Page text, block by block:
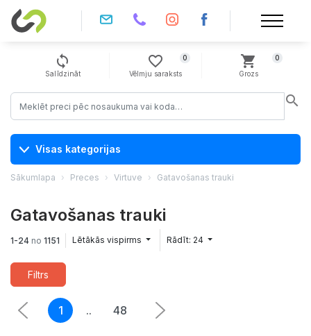
sync
Salīdzināt
favorite_border
Vēlmju saraksts
0 shopping_cart
Grozs
0
search
Visas kategorijas
Sākumlapa Preces Virtuve Gatavošanas trauki
Gatavošanas trauki
1-24 no 1151 Lētākās vispirms Rādīt: 24
Filtrs
1 .. 48